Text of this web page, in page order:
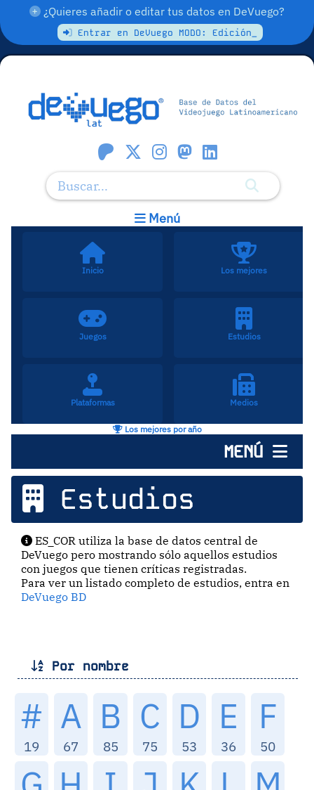
¿Quieres añadir o editar tus datos en DeVuego?
Entrar en DeVuego MODO: Edición_
Menú
Inicio Los mejores
Juegos Estudios
Plataformas Medios
Los mejores por año
MENÚ
Estudios
ES_COR utiliza la base de datos central de
DeVuego pero mostrando sólo aquellos estudios
con juegos que tienen críticas registradas.
Para ver un listado completo de estudios, entra en
DeVuego BD
Por nombre
#
19
A
67
B
85
C
75
D
53
E
36
F
50